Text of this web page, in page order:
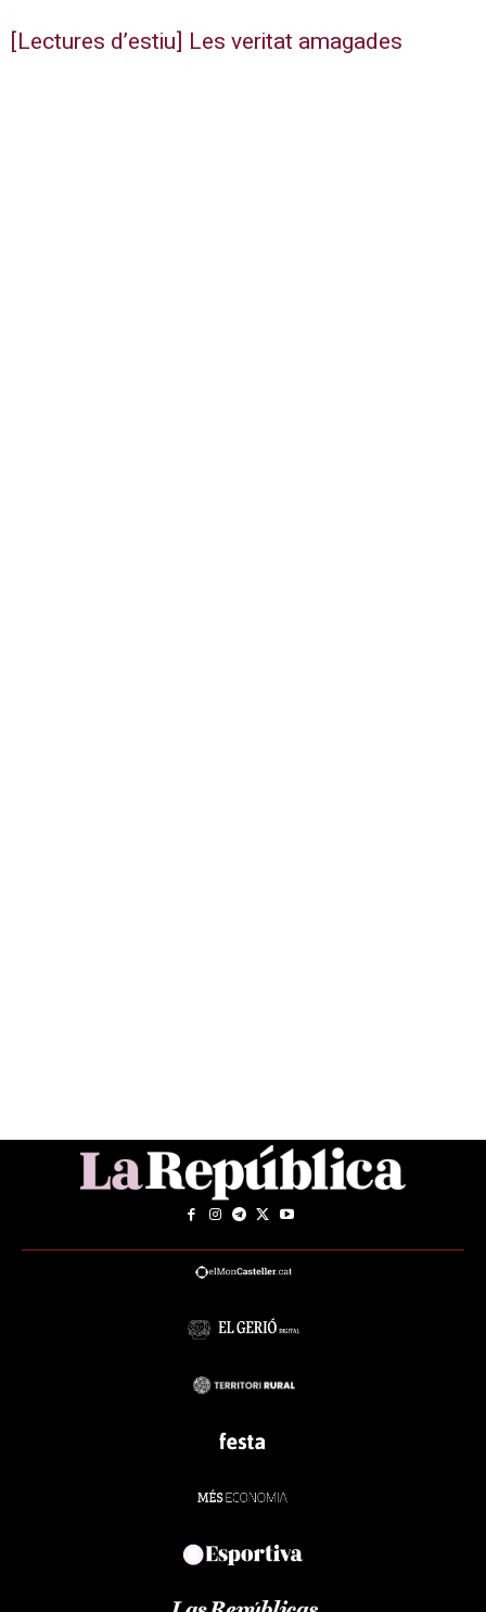
[Lectures d’estiu] Les veritat amagades